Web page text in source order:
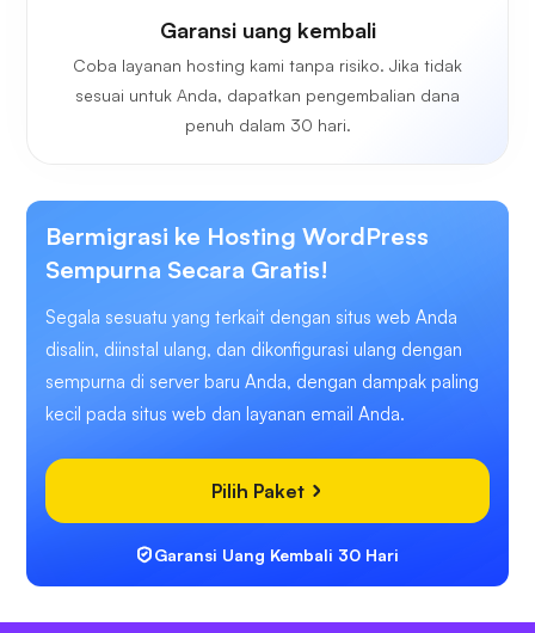
Garansi uang kembali
Coba layanan hosting kami tanpa risiko. Jika tidak
sesuai untuk Anda, dapatkan pengembalian dana
penuh dalam 30 hari.
Bermigrasi ke Hosting WordPress
Sempurna Secara Gratis!
Segala sesuatu yang terkait dengan situs web Anda
disalin, diinstal ulang, dan dikonfigurasi ulang dengan
sempurna di server baru Anda, dengan dampak paling
kecil pada situs web dan layanan email Anda.
Pilih Paket
Garansi Uang Kembali 30 Hari